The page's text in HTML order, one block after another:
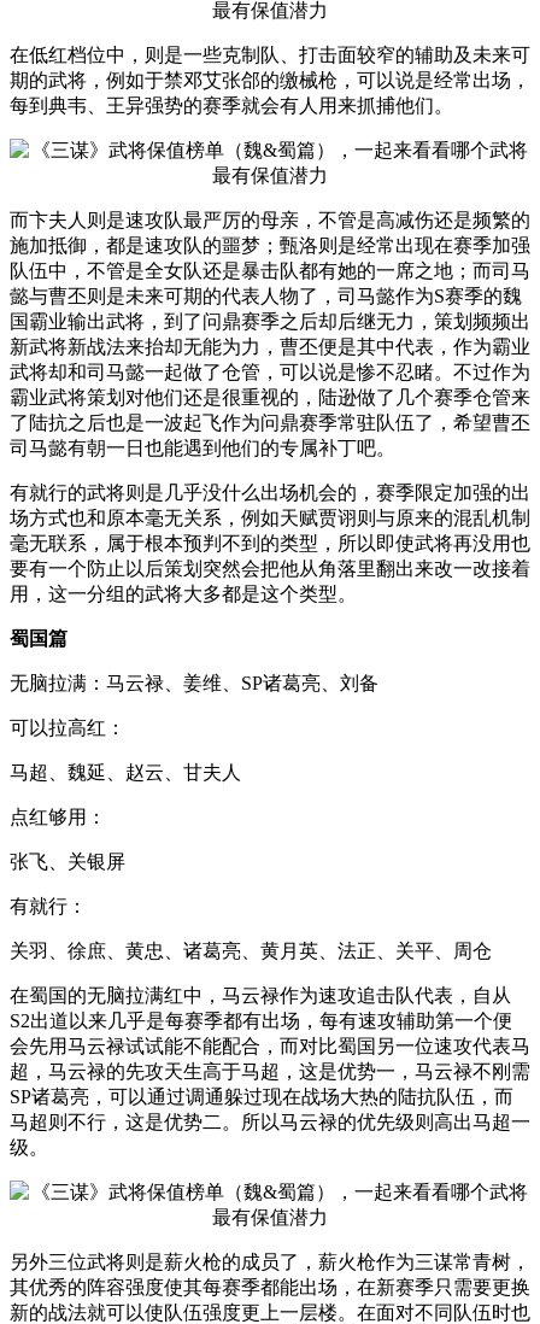
在低红档位中，则是一些克制队、打击面较窄的辅助及未来可
期的武将，例如于禁邓艾张郃的缴械枪，可以说是经常出场，
每到典韦、王异强势的赛季就会有人用来抓捕他们。
而卞夫人则是速攻队最严厉的母亲，不管是高减伤还是频繁的
施加抵御，都是速攻队的噩梦；甄洛则是经常出现在赛季加强
队伍中，不管是全女队还是暴击队都有她的一席之地；而司马
懿与曹丕则是未来可期的代表人物了，司马懿作为S赛季的魏
国霸业输出武将，到了问鼎赛季之后却后继无力，策划频频出
新武将新战法来抬却无能为力，曹丕便是其中代表，作为霸业
武将却和司马懿一起做了仓管，可以说是惨不忍睹。不过作为
霸业武将策划对他们还是很重视的，陆逊做了几个赛季仓管来
了陆抗之后也是一波起飞作为问鼎赛季常驻队伍了，希望曹丕
司马懿有朝一日也能遇到他们的专属补丁吧。
有就行的武将则是几乎没什么出场机会的，赛季限定加强的出
场方式也和原本毫无关系，例如天赋贾诩则与原来的混乱机制
毫无联系，属于根本预判不到的类型，所以即使武将再没用也
要有一个防止以后策划突然会把他从角落里翻出来改一改接着
用，这一分组的武将大多都是这个类型。
蜀国篇
无脑拉满：马云禄、姜维、SP诸葛亮、刘备
可以拉高红：
马超、魏延、赵云、甘夫人
点红够用：
张飞、关银屏
有就行：
关羽、徐庶、黄忠、诸葛亮、黄月英、法正、关平、周仓
在蜀国的无脑拉满红中，马云禄作为速攻追击队代表，自从
S2出道以来几乎是每赛季都有出场，每有速攻辅助第一个便
会先用马云禄试试能不能配合，而对比蜀国另一位速攻代表马
超，马云禄的先攻天生高于马超，这是优势一，马云禄不刚需
SP诸葛亮，可以通过调通躲过现在战场大热的陆抗队伍，而
马超则不行，这是优势二。所以马云禄的优先级则高出马超一
级。
另外三位武将则是薪火枪的成员了，薪火枪作为三谋常青树，
其优秀的阵容强度使其每赛季都能出场，在新赛季只需要更换
新的战法就可以使队伍强度更上一层楼。在面对不同队伍时也